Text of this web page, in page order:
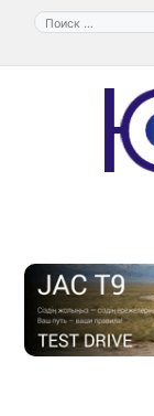
Перейти
содержимому
Поиск: